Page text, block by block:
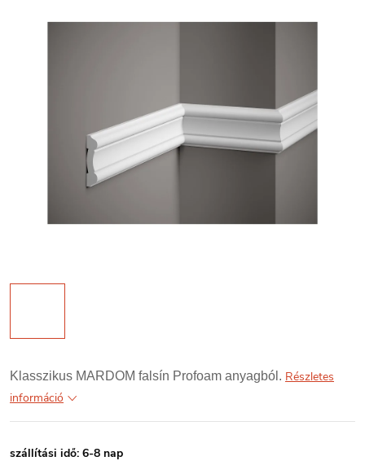
Klasszikus MARDOM falsín Profoam anyagból. Részletes
információ
szállítási idő: 6-8 nap